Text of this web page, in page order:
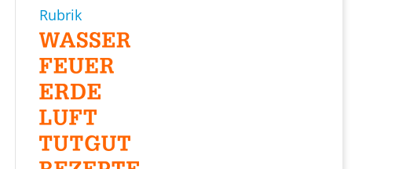
Rubrik